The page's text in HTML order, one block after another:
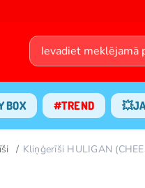
BOX #TREND
Kliņģerīši HULIGAN